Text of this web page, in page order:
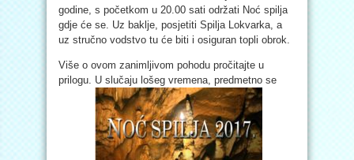
godine, s početkom u 20.00 sati održati Noć spilja
gdje će se. Uz baklje, posjetiti Spilja Lokvarka, a
uz stručno vodstvo tu će biti i osiguran topli obrok.
Više o ovom zanimljivom pohodu pročitajte u
prilogu. U slučaju lošeg vremena, predmetno se